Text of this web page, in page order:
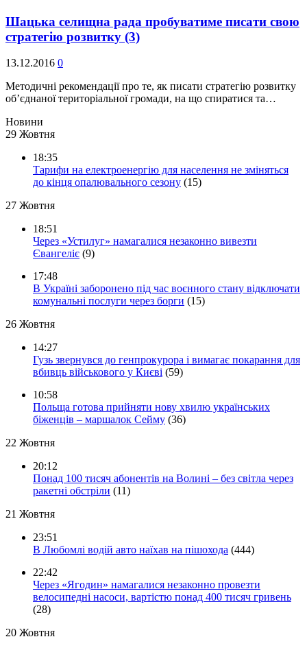
Шацька селищна рада пробуватиме писати свою
стратегію розвитку (3)
13.12.2016 0
Методичні рекомендації про те, як писати стратегію розвитку
об’єднаної територіальної громади, на що спиратися та…
Новини
29 Жовтня
18:35
Тарифи на електроенергію для населення не зміняться
до кінця опалювального сезону (15)
27 Жовтня
18:51
Через «Устилуг» намагалися незаконно вивезти
Євангеліє (9)
17:48
В Україні заборонено під час воєнного стану відключати
комунальні послуги через борги (15)
26 Жовтня
14:27
Гузь звернувся до генпрокурора і вимагає покарання для
вбивць військового у Києві (59)
10:58
Польща готова прийняти нову хвилю українських
біженців – маршалок Сейму (36)
22 Жовтня
20:12
Понад 100 тисяч абонентів на Волині – без світла через
ракетні обстріли (11)
21 Жовтня
23:51
В Любомлі водій авто наїхав на пішохода (444)
22:42
Через «Ягодин» намагалися незаконно провезти
велосипедні насоси, вартістю понад 400 тисяч гривень
(28)
20 Жовтня